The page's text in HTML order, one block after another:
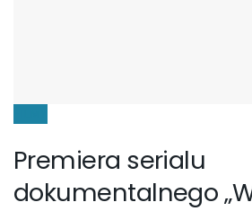
Premiera serialu
dokumentalnego